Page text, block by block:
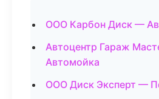
ООО Карбон Диск —
Автоцентр Гараж
Автомойка
ООО Диск Эксперт —